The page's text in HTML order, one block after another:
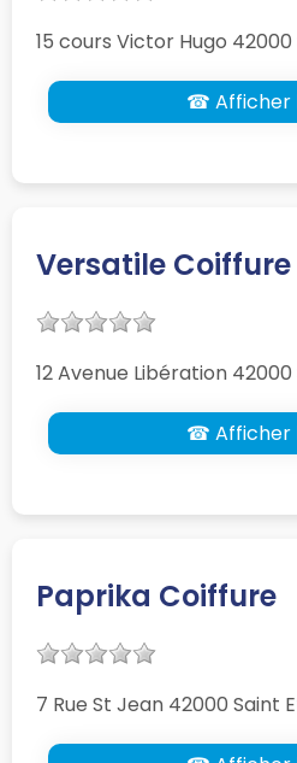
15 cours Victor Hugo
☎ Afficher
Versatile Coiffure
12 Avenue Libération
☎ Afficher
Paprika Coiffure
7 Rue St Jean 42000 Saint